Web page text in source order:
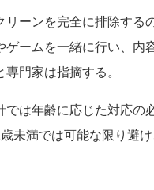
ーンを完全に排除する
ゲームを一緒に行い、内
専門家は指摘する。
は年齢に応じた対応の
未満では可能な限り避